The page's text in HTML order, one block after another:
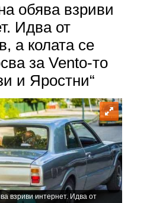
обява взриви
Идва от
а колата се
за Vento-то
и Яростни“
взриви интернет. Идва от